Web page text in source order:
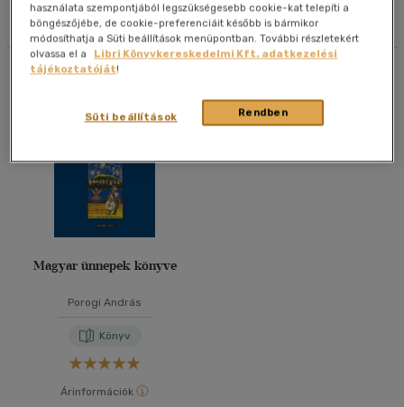
Szűrés Rendezés
Megjelenítés
20 db / oldal
Alkalmaz
Magyar ünnepek könyve
Porogi András
Könyv
Árinformációk
használata szempontjából legszükségesebb cookie-kat telepíti a
böngészőjébe, de cookie-preferenciáit később is bármikor
módosíthatja a Süti beállítások menüpontban. További részletekért
olvassa el a
Libri Könyvkereskedelmi Kft. adatkezelési
tájékoztatóját!
Rendben
Süti beállítások